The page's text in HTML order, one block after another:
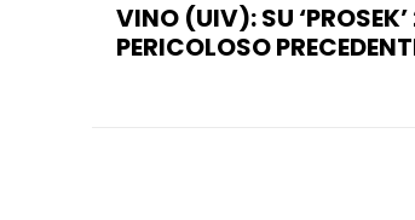
VINO (UIV): SU
PERICOLOSO